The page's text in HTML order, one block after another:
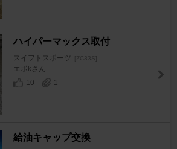
ハイパーマックス取付
スイフトスポーツ [ZC33S]
エボkさん
10
1
給油キャップ交換